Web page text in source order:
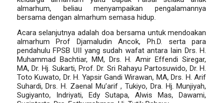
almarhum, beliau menyampaikan pengalamannya
bersama dengan almarhum semasa hidup.
Acara selanjutnya adalah doa bersama untuk mendoakan
almarhum Prof Djamaludin Ancok, Ph.D. serta para
pendahulu FPSB UII yang sudah wafat antara lain Drs. H.
Muhammad Bachtiar, MM, Drs. H. Amir Effendi Siregar,
MA,Dr. Hj. Sukarti, Prof. Dr. Sri Rahayu Partosuwido, Dr. H.
Toto Kuwato, Dr. H. Yapsir Gandi Wirawan, MA,Drs. H. Arif
Suhardi,Drs. H. Zaenal Mu’arif ,Tukiyo, Dra. Hj. Munjiyah,
Sugiyanto, Indriyati, Edy Sutapa,Alwis Mas,Dawami,